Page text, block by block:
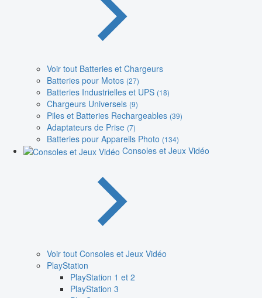
Voir tout Batteries et Chargeurs
Batteries pour Motos (27)
Batteries Industrielles et UPS (18)
Chargeurs Universels (9)
Piles et Batteries Rechargeables (39)
Adaptateurs de Prise (7)
Batteries pour Appareils Photo (134)
Consoles et Jeux Vidéo
Voir tout Consoles et Jeux Vidéo
PlayStation
PlayStation 1 et 2
PlayStation 3